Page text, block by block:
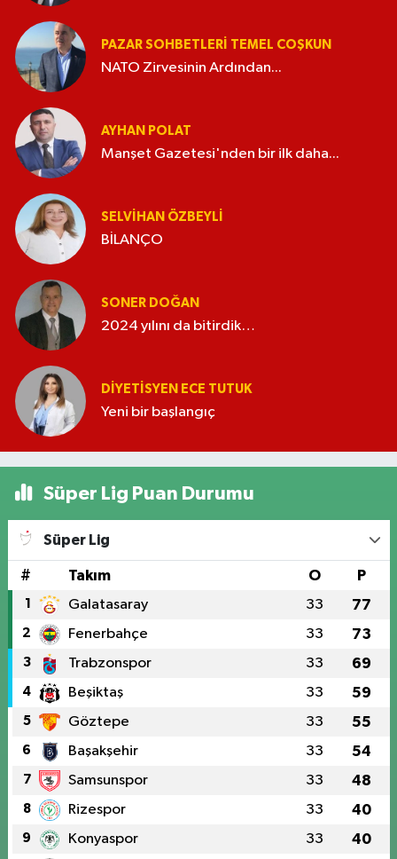
PAZAR SOHBETLERI TEMEL COŞKUN
NATO Zirvesinin Ardından...
AYHAN POLAT
Manşet Gazetesi'nden bir ilk daha...
SELVIHAN ÖZBEYLI
BİLANÇO
SONER DOĞAN
2024 yılını da bitirdik…
DIYETISYEN ECE TUTUK
Yeni bir başlangıç
Süper Lig Puan Durumu
Süper Lig
# Takım O P
1 Galatasaray 33 77
2 Fenerbahçe 33 73
3 Trabzonspor 33 69
4 Beşiktaş 33 59
5 Göztepe 33 55
6 Başakşehir 33 54
7 Samsunspor 33 48
8 Rizespor 33 40
9 Konyaspor 33 40